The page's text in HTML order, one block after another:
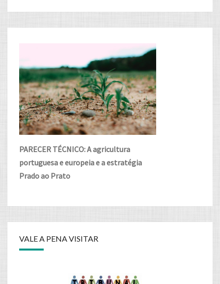
PARECER TÉCNICO: A agricultura
portuguesa e europeia e a estratégia
Prado ao Prato
VALE A PENA VISITAR